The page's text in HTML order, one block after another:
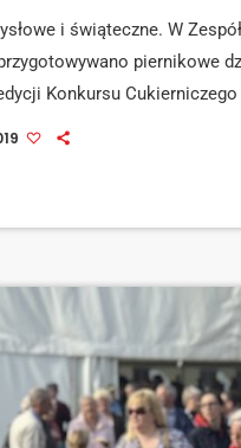
i świąteczne. W
piernikowe
Konkursu
Opolskich w